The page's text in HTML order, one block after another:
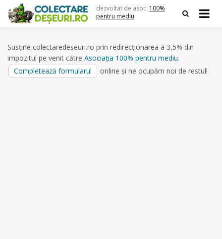
content
dezvoltat de asoc. 100%
pentru mediu
Susține colectaredeseuri.ro prin redirecționarea a 3,5% din
impozitul pe venit către Asociația 100% pentru mediu.
Completează formularul
online și ne ocupăm noi de restul!